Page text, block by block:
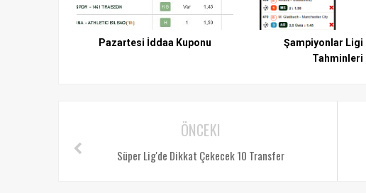
Pazartesi İddaa Kuponu
Şampiyonlar Ligi
Tahminleri
ÖNCEKI
Süper Lig'de Dikkat Çekecek 10 Transfer